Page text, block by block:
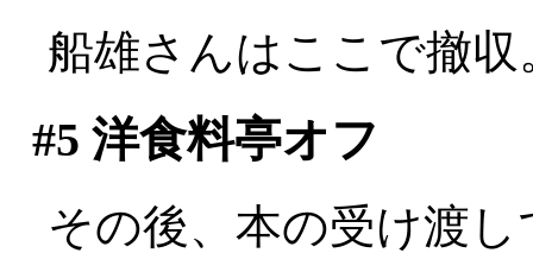
船雄さんはここで撤
#5 洋食料亭オフ
その後、本の受け渡